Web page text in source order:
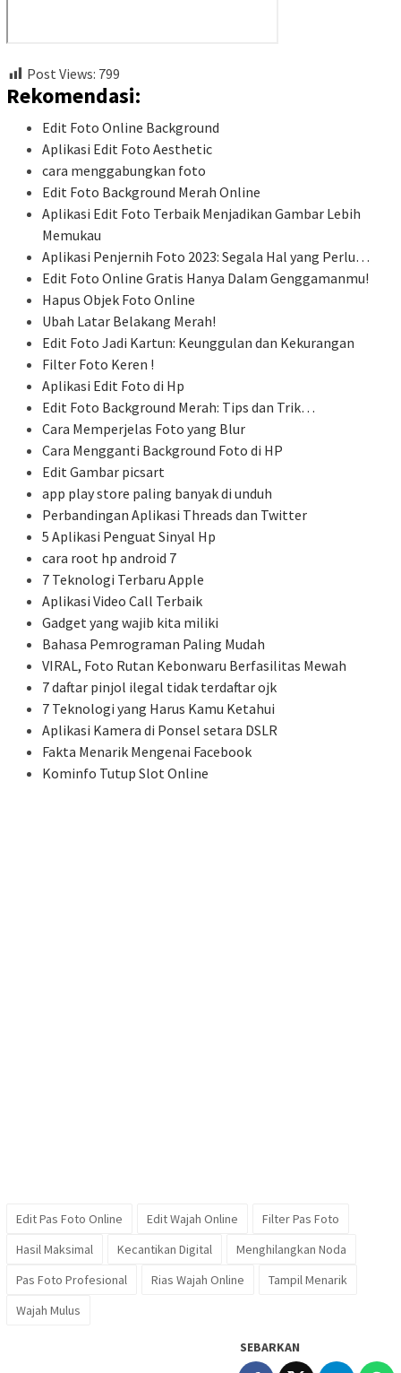
Post Views: 799
Rekomendasi:
Edit Foto Online Background
Aplikasi Edit Foto Aesthetic
cara menggabungkan foto
Edit Foto Background Merah Online
Aplikasi Edit Foto Terbaik Menjadikan Gambar Lebih
Memukau
Aplikasi Penjernih Foto 2023: Segala Hal yang Perlu…
Edit Foto Online Gratis Hanya Dalam Genggamanmu!
Hapus Objek Foto Online
Ubah Latar Belakang Merah!
Edit Foto Jadi Kartun: Keunggulan dan Kekurangan
Filter Foto Keren !
Aplikasi Edit Foto di Hp
Edit Foto Background Merah: Tips dan Trik…
Cara Memperjelas Foto yang Blur
Cara Mengganti Background Foto di HP
Edit Gambar picsart
app play store paling banyak di unduh
Perbandingan Aplikasi Threads dan Twitter
5 Aplikasi Penguat Sinyal Hp
cara root hp android 7
7 Teknologi Terbaru Apple
Aplikasi Video Call Terbaik
Gadget yang wajib kita miliki
Bahasa Pemrograman Paling Mudah
VIRAL, Foto Rutan Kebonwaru Berfasilitas Mewah
7 daftar pinjol ilegal tidak terdaftar ojk
7 Teknologi yang Harus Kamu Ketahui
Aplikasi Kamera di Ponsel setara DSLR
Fakta Menarik Mengenai Facebook
Kominfo Tutup Slot Online
Edit Pas Foto Online Edit Wajah Online
Filter Pas Foto
Hasil Maksimal
Kecantikan Digital
Menghilangkan Noda
Pas Foto Profesional
Rias Wajah Online
Tampil Menarik
Wajah Mulus
SEBARKAN